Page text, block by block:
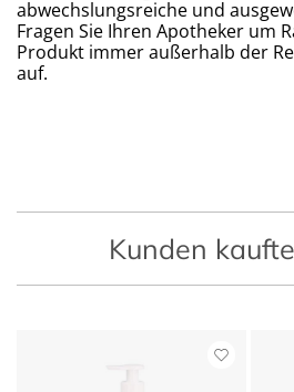
abwechslungsreiche und
Fragen Sie Ihren Apotheker um
Produkt immer außerhalb der
auf.
Kunden